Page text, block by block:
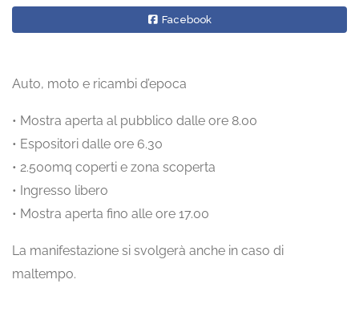
Facebook
Auto, moto e ricambi d’epoca
• Mostra aperta al pubblico dalle ore 8.00
• Espositori dalle ore 6.30
• 2.500mq coperti e zona scoperta
• Ingresso libero
• Mostra aperta fino alle ore 17.00
La manifestazione si svolgerà anche in caso di
maltempo.